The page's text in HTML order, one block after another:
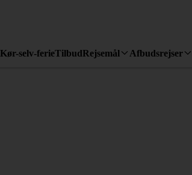
Kør-selv-ferieTilbudRejsemål Afbudsrejser